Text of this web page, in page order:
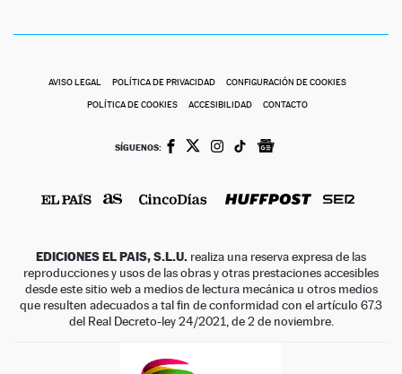
AVISO LEGAL POLÍTICA DE PRIVACIDAD CONFIGURACIÓN DE COOKIES
POLÍTICA DE COOKIES ACCESIBILIDAD CONTACTO
SÍGUENOS:
EDICIONES EL PAIS, S.L.U. realiza una reserva expresa de las
reproducciones y usos de las obras y otras prestaciones accesibles
desde este sitio web a medios de lectura mecánica u otros medios
que resulten adecuados a tal fin de conformidad con el artículo 67.3
del Real Decreto-ley 24/2021, de 2 de noviembre.